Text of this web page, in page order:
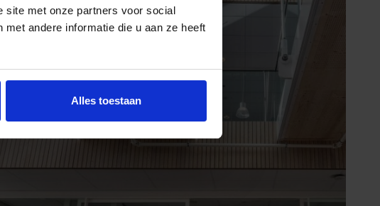
site met onze partners voor social
andere informatie die u aan ze heeft
Alles toestaan